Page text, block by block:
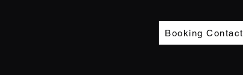
Booking Contact